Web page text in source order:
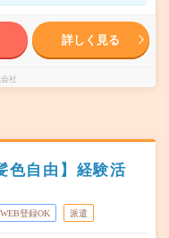
詳しく見る
社
色自由】経験活
WEB登録OK 派遣